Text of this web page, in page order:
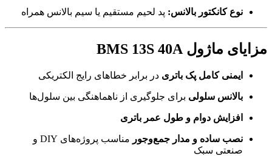
نوع کانکتور بالانس: پد لحیم مستقیم یا سیم بالانس همراه
مزایای ماژول BMS 13S 40A
ایمنی کامل پک باتری در برابر خطاهای رایج الکتریکی
بالانس سلولی برای جلوگیری از ناهماهنگی بین سلول‌ها
افزایش دوام و طول عمر باتری
نصب ساده و مدار جمع‌و‌جور
مناسب پروژه‌های DIY و
صنعتی سبک